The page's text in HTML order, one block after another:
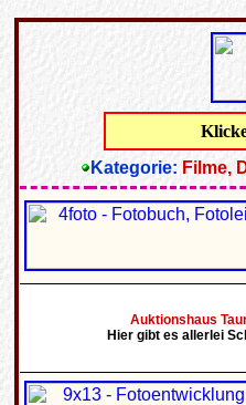
Kategorie: Filme,
Auktionshaus
Hier gibt es allerlei